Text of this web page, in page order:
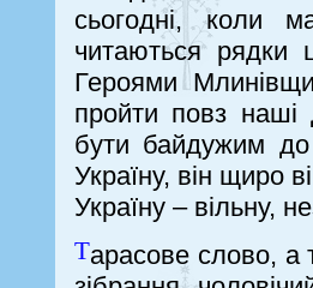
сьогодні, коли
читаються рядки
Героями
пройти повз наші
бути байдужим
Україну, він щиро
Україну – вільну,
Тарасове слово, а